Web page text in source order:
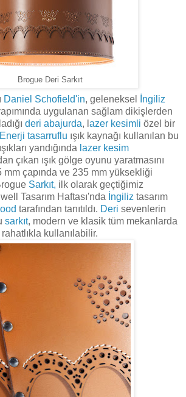
Brogue Deri Sarkıt
Daniel Schofield'in, geleneksel
İngiliz
uygulanan sağlam dikişlerden
deri abajurda, l azer kesimli özel bir
Enerji tasarruflu ışık kaynağı kullanılan bu
ışıkları yandığında lazer kesim
çıkan ışık gölge oyunu yaratmasını
mm çapında ve 235 mm yüksekliği
Sarkıt, ilk olarak geçtiğimiz
Tasarım Haftası'nda İngiliz tasarım
tarafından tanıtıldı. Deri sevenlerin
sarkıt, modern ve klasik tüm mekanlarda
rahatlıkla kullanılabilir.